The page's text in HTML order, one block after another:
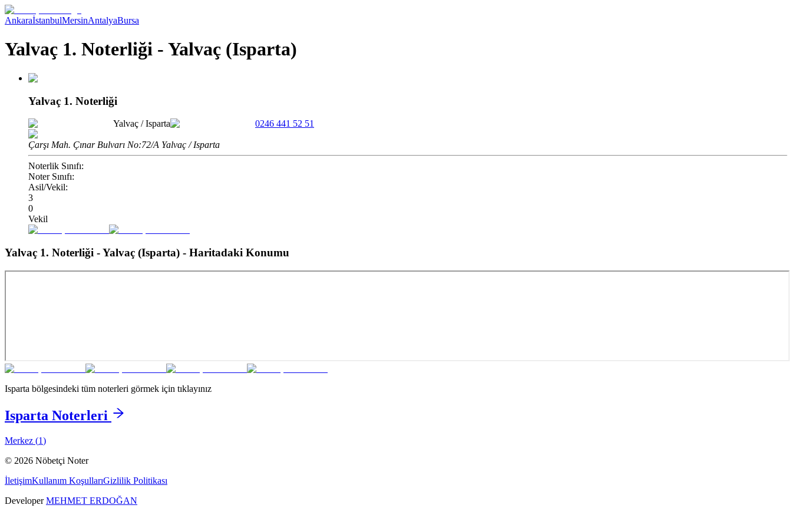
AnkaraİstanbulMersinAntalyaBursa
Yalvaç 1. Noterliği - Yalvaç (Isparta)
Yalvaç 1. Noterliği
Yalvaç /Isparta 0246 441 52 51
Çarşı Mah. Çınar Bulvarı No:72/A Yalvaç / Isparta
Noterlik Sınıfı:
Noter Sınıfı:
Asil/Vekil:
3
0
Vekil
Yalvaç 1. Noterliği - Yalvaç (Isparta) - Haritadaki Konumu
Isparta bölgesindeki tüm noterleri görmek için tıklayınız
Isparta Noterleri
Merkez (1)
© 2026 Nöbetçi Noter
İletişimKullanım KoşullarıGizlilik Politikası
DeveloperMEHMET ERDOĞAN